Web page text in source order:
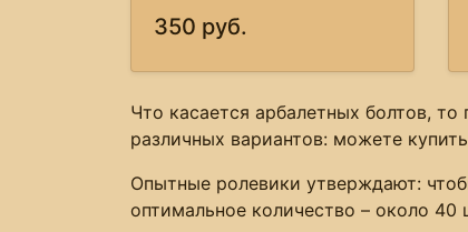
350 руб.
Что касается арбалетных болтов,
различных вариантов: можете
Опытные ролевики утверждают:
оптимальное количество – около 40